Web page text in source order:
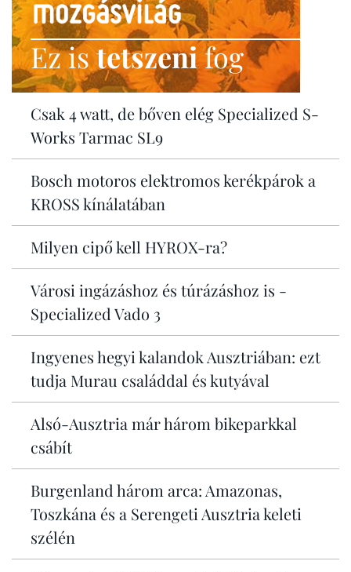
Ez istetszenifog
Csak 4 watt, de bőven elég Specialized S-
Works Tarmac SL9
Bosch motoros elektromos kerékpárok a
KROSS kínálatában
Milyen cipő kell HYROX-ra?
Városi ingázáshoz és túrázáshoz is -
Specialized Vado 3
Ingyenes hegyi kalandok Ausztriában: ezt
tudja Murau családdal és kutyával
Alsó-Ausztria már három bikeparkkal
csábít
Burgenland három arca: Amazonas,
Toszkána és a Serengeti Ausztria keleti
szélén